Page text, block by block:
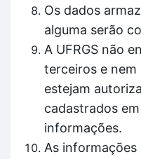
Os dados
alguma serão
A UFRGS não
terceiros e nem
estejam
cadastrados
informações.
As informações